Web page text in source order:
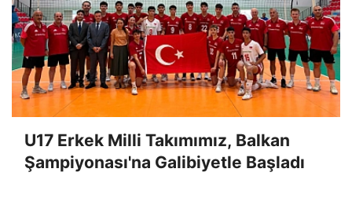
U17 Erkek Milli Takımımız, Balkan
Şampiyonası'na Galibiyetle Başladı